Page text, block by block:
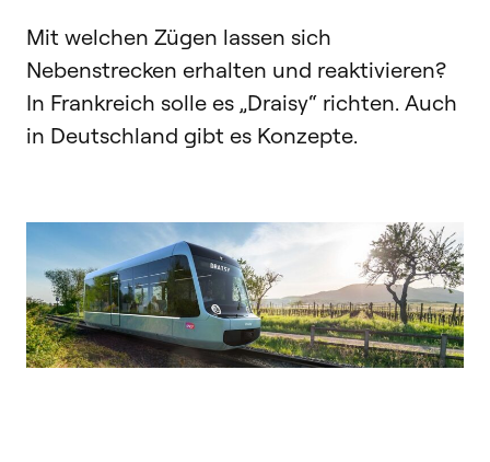
Mit welchen Zügen lassen sich
Nebenstrecken erhalten und reaktivieren?
In Frankreich solle es „Draisy“ richten. Auch
in Deutschland gibt es Konzepte.